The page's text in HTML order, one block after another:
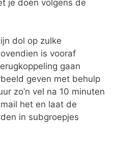
je doen volgens de
dol op zulke
is vooraf
gaan
geven met behulp
zo’n vel na 10 minuten
het en laat de
in subgroepjes